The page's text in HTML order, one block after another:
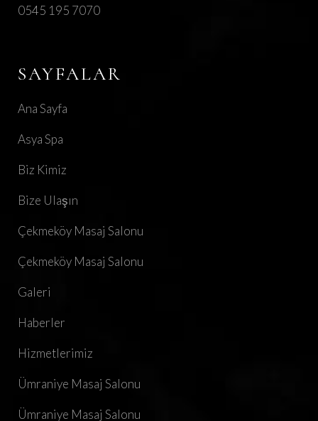
0545 195 7070
SAYFALAR
Ana Sayfa
Asya Spa
Biz Kimiz
Bize Ulaşın
Çekmeköy Masaj Salonu
Çekmeköy Masaj Salonu
Galeri
Haberler
Hizmetlerimiz
Ümraniye Masaj Salonu
Ümraniye Masaj Salonu